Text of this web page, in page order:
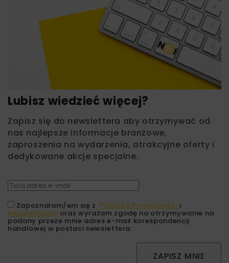
Lubisz wiedzieć więcej?
Zapisz się do newslettera aby otrzymywać od
nas najlepsze informacje branżowe,
zaproszenia na wydarzenia, atrakcyjne oferty i
dedykowane akcje specjalne.
Zapoznałam/em się z Polityką Prywatności i
Regulaminem oraz wyrażam zgodę na otrzymywanie na
podany przeze mnie adres e-mail korespondencji
handlowej w postaci newslettera.
ZAPISZ MNIE